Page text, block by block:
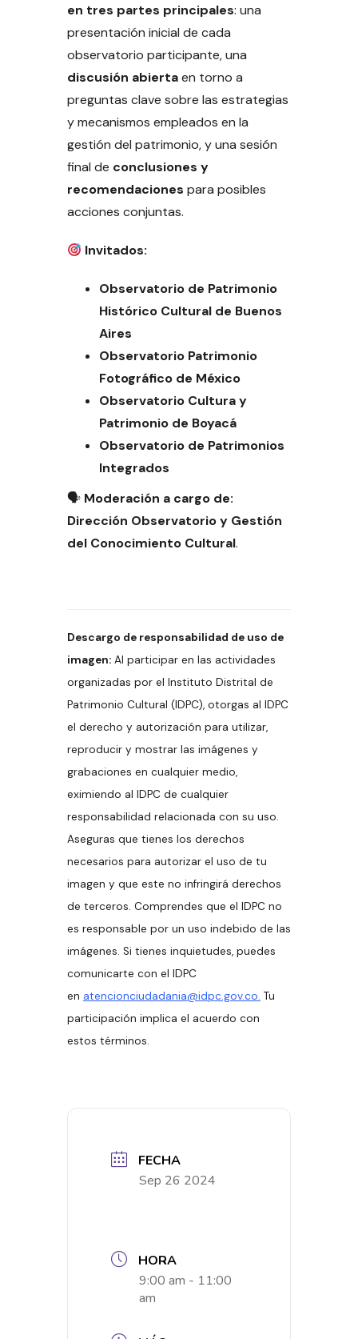
en tres partes principales: una
presentación inicial de cada
observatorio participante, una
discusión abiertaen torno a
preguntas clave sobre las estrategias
y mecanismos empleados en la
gestión del patrimonio, y una sesión
final de conclusiones y
recomendaciones para posibles
acciones conjuntas.
Invitados:
Observatorio de Patrimonio
Histórico Cultural de Buenos
Aires
Observatorio Patrimonio
Fotográfico de México
Observatorio Cultura y
Patrimonio de Boyacá
Observatorio de Patrimonios
Integrados
🗣 Moderación a cargo de:
Dirección Observatorio y Gestión
del Conocimiento Cultural.
Descargo de responsabilidad de uso de
imagen: Al participar en las actividades
organizadas por el Instituto Distrital de
Patrimonio Cultural (IDPC), otorgas al IDPC
el derecho y autorización para utilizar,
reproducir y mostrar las imágenes y
grabaciones en cualquier medio,
eximiendo al IDPC de cualquier
responsabilidad relacionada con su uso.
Aseguras que tienes los derechos
necesarios para autorizar el uso de tu
imagen y que este no infringirá derechos
de terceros. Comprendes que el IDPC no
es responsable por un uso indebido de las
imágenes. Si tienes inquietudes, puedes
comunicarte con el IDPC
en atencionciudadania@idpc.gov.co. Tu
participación implica el acuerdo con
estos términos.
FECHA
Sep 26 2024
HORA
9:00 am - 11:00
am